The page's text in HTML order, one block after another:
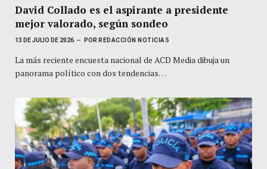
David Collado es el aspirante a presidente
mejor valorado, según sondeo
13 DE JULIO DE 2026 POR REDACCIÓN NOTICIAS
La más reciente encuesta nacional de ACD Media dibuja un
panorama político con dos tendencias…